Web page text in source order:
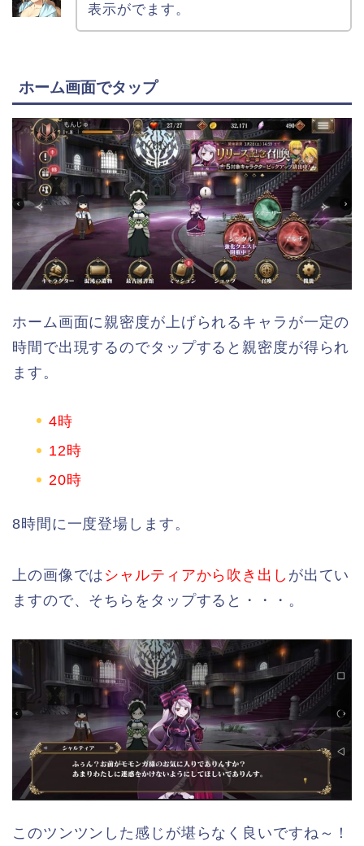
表示がでます。
ホーム画面でタップ
ホーム画面に親密度が上げられるキャラが一定の
時間で出現するのでタップすると親密度が得られ
ます。
4時
12時
20時
8時間に一度登場します。
上の画像では シャルティアから吹き出し が出てい
ますので、そちらをタップすると・・・。
このツンツンした感じが堪らなく良いですね～！